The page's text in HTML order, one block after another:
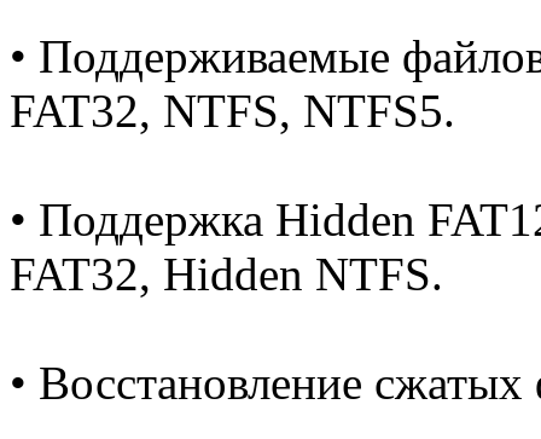
• Поддерживаемые
FAT32, NTFS, NTFS5.
• Поддержка Hidden
FAT32, Hidden NTFS.
• Восстановление